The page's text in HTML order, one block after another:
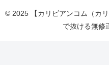
© 2025 【カリビアンコム（カ
で抜ける無修